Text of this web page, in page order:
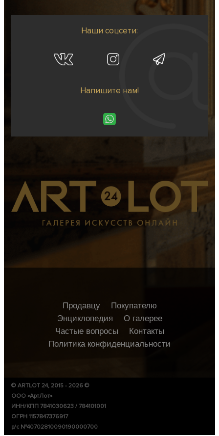
Наши соцсети:
Напишите нам!
Продавцу
Покупателю
Энциклопедия
О галерее
Частые вопросы
Контакты
Политика конфиденциальности
© ARTLOT 24, 2015 - 2026 ©
ООО «АртЛот»
ИНН/КПП 7841030623 / 784101001
ОГРН 1157847376917
р/с №40702810090190000700